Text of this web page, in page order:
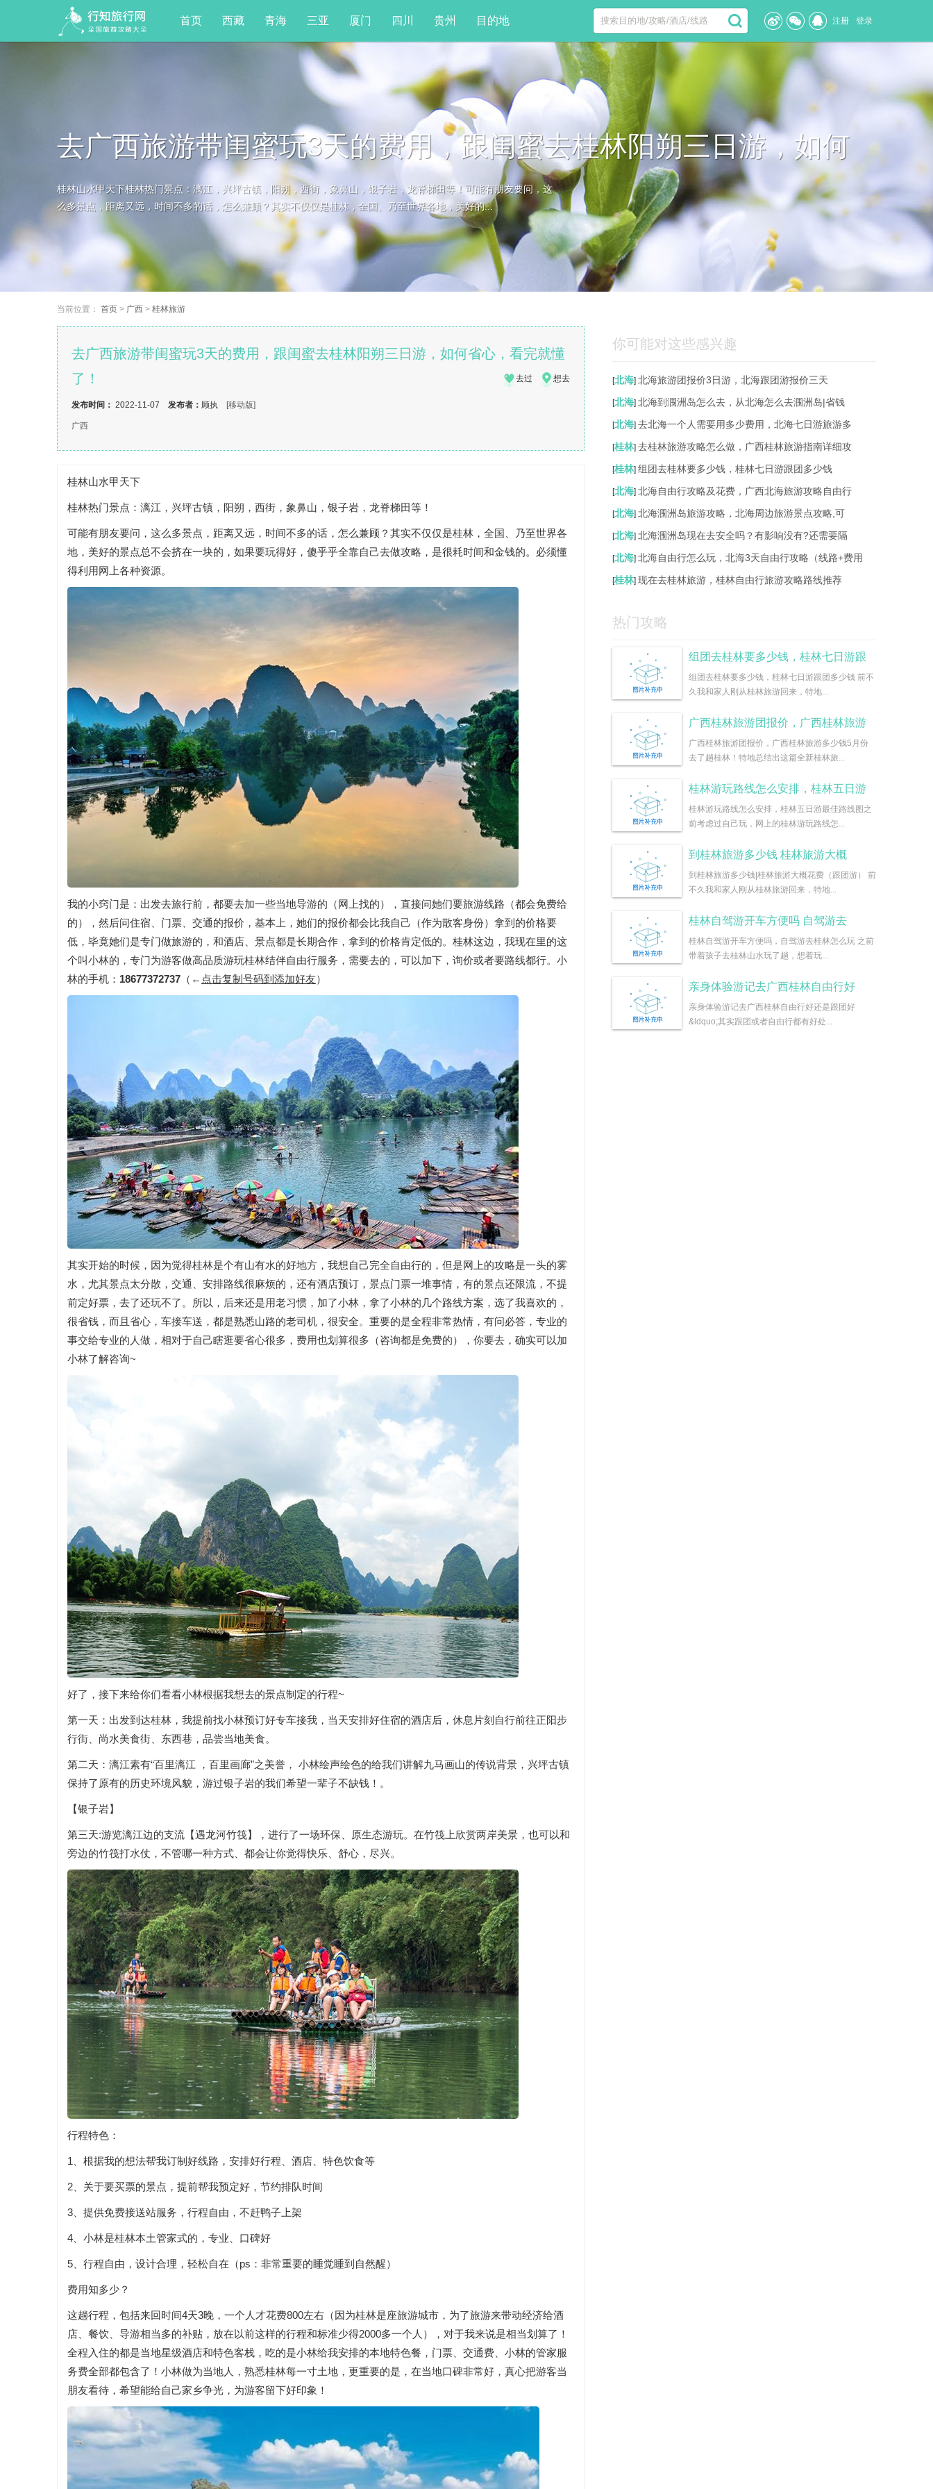
首页 西藏 青海 三亚 厦门 四川 贵州 目的地 注册 登录
去广西旅游带闺蜜玩3天的费用，跟闺蜜去桂林阳朔三日游，如何
省心，看完就懂了！
桂林山水甲天下桂林热门景点：漓江，兴坪古镇，阳朔，西街，象鼻山，银子岩，龙脊梯田等！可能有朋友要问，这
么多景点，距离又远，时间不多的话，怎么兼顾？其实不仅仅是桂林，全国、乃至世界各地，美好的...
当前位置： 首页 > 广西 > 桂林旅游
去广西旅游带闺蜜玩3天的费用，跟闺蜜去桂林阳朔三日游，如何省心，看完就懂
了！
想去
去过
发布时间： 2022-11-07 发布者： 顾执 [移动版]
广西
桂林山水甲天下
桂林热门景点：漓江，兴坪古镇，阳朔，西街，象鼻山，银子岩，龙脊梯田等！
可能有朋友要问，这么多景点，距离又远，时间不多的话，怎么兼顾？其实不仅仅是桂林，全国、乃至世界各
地，美好的景点总不会挤在一块的，如果要玩得好，傻乎乎全靠自己去做攻略，是很耗时间和金钱的。必须懂
得利用网上各种资源。
我的小窍门是：出发去旅行前，都要去加一些当地导游的（网上找的），直接问她们要旅游线路（都会免费给
的），然后问住宿、门票、交通的报价，基本上，她们的报价都会比我自己（作为散客身份）拿到的价格要
低，毕竟她们是专门做旅游的，和酒店、景点都是长期合作，拿到的价格肯定低的。桂林这边，我现在里的这
个叫小林的，专门为游客做高品质游玩桂林结伴自由行服务，需要去的，可以加下，询价或者要路线都行。小
林的手机： 18677372737 （← 点击复制号码到添加好友）
其实开始的时候，因为觉得桂林是个有山有水的好地方，我想自己完全自由行的，但是网上的攻略是一头的雾
水，尤其景点太分散，交通、安排路线很麻烦的，还有酒店预订，景点门票一堆事情，有的景点还限流，不提
前定好票，去了还玩不了。所以，后来还是用老习惯，加了小林，拿了小林的几个路线方案，选了我喜欢的，
很省钱，而且省心，车接车送，都是熟悉山路的老司机，很安全。重要的是全程非常热情，有问必答，专业的
事交给专业的人做，相对于自己瞎逛要省心很多，费用也划算很多（咨询都是免费的），你要去，确实可以加
小林了解咨询~
好了，接下来给你们看看小林根据我想去的景点制定的行程~
第一天：出发到达桂林，我提前找小林预订好专车接我，当天安排好住宿的酒店后，休息片刻自行前往正阳步
行街、尚水美食街、东西巷，品尝当地美食。
第二天：漓江素有“百里漓江 ，百里画廊”之美誉， 小林绘声绘色的给我们讲解九马画山的传说背景，兴坪古镇
保持了原有的历史环境风貌，游过银子岩的我们希望一辈子不缺钱！。
【银子岩】
第三天:游览漓江边的支流【遇龙河竹筏】，进行了一场环保、原生态游玩。在竹筏上欣赏两岸美景，也可以和
旁边的竹筏打水仗，不管哪一种方式、都会让你觉得快乐、舒心，尽兴。
行程特色：
1、根据我的想法帮我订制好线路，安排好行程、酒店、特色饮食等
2、关于要买票的景点，提前帮我预定好，节约排队时间
3、提供免费接送站服务，行程自由，不赶鸭子上架
4、小林是桂林本土管家式的，专业、口碑好
5、行程自由，设计合理，轻松自在（ps：非常重要的睡觉睡到自然醒）
费用知多少？
这趟行程，包括来回时间4天3晚，一个人才花费800左右（因为桂林是座旅游城市，为了旅游来带动经济给酒
店、餐饮、导游相当多的补贴，放在以前这样的行程和标准少得2000多一个人），对于我来说是相当划算了！
全程入住的都是当地星级酒店和特色客栈，吃的是小林给我安排的本地特色餐，门票、交通费、小林的管家服
务费全部都包含了！小林做为当地人，熟悉桂林每一寸土地，更重要的是，在当地口碑非常好，真心把游客当
朋友看待，希望能给自己家乡争光，为游客留下好印象！
你可能对这些感兴趣
[北海] 北海旅游团报价3日游，北海跟团游报价三天
[北海] 北海到涠洲岛怎么去，从北海怎么去涠洲岛|省钱
[北海] 去北海一个人需要用多少费用，北海七日游旅游多
[桂林] 去桂林旅游攻略怎么做，广西桂林旅游指南详细攻
[桂林] 组团去桂林要多少钱，桂林七日游跟团多少钱
[北海] 北海自由行攻略及花费，广西北海旅游攻略自由行
[北海] 北海涠洲岛旅游攻略，北海周边旅游景点攻略,可
[北海] 北海涠洲岛现在去安全吗？有影响没有?还需要隔
[北海] 北海自由行怎么玩，北海3天自由行攻略（线路+费用
[桂林] 现在去桂林旅游，桂林自由行旅游攻略路线推荐
热门攻略
组团去桂林要多少钱，桂林七日游跟
组团去桂林要多少钱，桂林七日游跟团多少钱 前不
久我和家人刚从桂林旅游回来，特地...
广西桂林旅游团报价，广西桂林旅游
广西桂林旅游团报价，广西桂林旅游多少钱5月份
去了趟桂林！特地总结出这篇全新桂林旅...
桂林游玩路线怎么安排，桂林五日游
桂林游玩路线怎么安排，桂林五日游最佳路线图之
前考虑过自己玩，网上的桂林游玩路线怎...
到桂林旅游多少钱 桂林旅游大概
到桂林旅游多少钱|桂林旅游大概花费（跟团游） 前
不久我和家人刚从桂林旅游回来，特地...
桂林自驾游开车方便吗 自驾游去
桂林自驾游开车方便吗，自驾游去桂林怎么玩 之前
带着孩子去桂林山水玩了趟，想着玩...
亲身体验游记去广西桂林自由行好
亲身体验游记去广西桂林自由行好还是跟团好
&ldquo;其实跟团或者自由行都有好处...